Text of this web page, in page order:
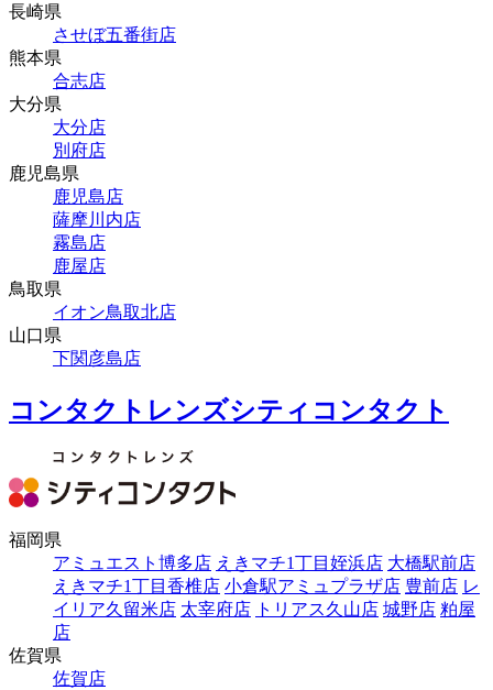
長崎県
させぼ五番街店
熊本県
合志店
大分県
大分店
別府店
鹿児島県
鹿児島店
薩摩川内店
霧島店
鹿屋店
鳥取県
イオン鳥取北店
山口県
下関彦島店
コンタクトレンズシティコンタクト
福岡県
アミュエスト博多店 えきマチ1丁目姪浜店 大橋駅前店
えきマチ1丁目香椎店 小倉駅アミュプラザ店 豊前店 レ
イリア久留米店 太宰府店 トリアス久山店 城野店 粕屋
店
佐賀県
佐賀店